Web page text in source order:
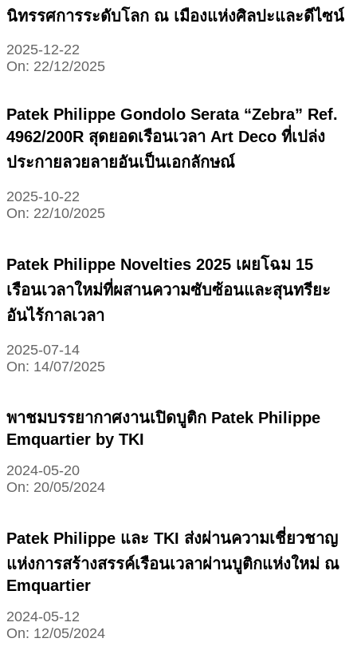
นิทรรศการระดับโลก ณ เมืองแห่งศิลปะและดีไซน์
2025-12-22
On: 22/12/2025
Patek Philippe Gondolo Serata “Zebra” Ref.
4962/200R สุดยอดเรือนเวลา Art Deco ที่เปล่ง
ประกายลวยลายอันเป็นเอกลักษณ์
2025-10-22
On: 22/10/2025
Patek Philippe Novelties 2025 เผยโฉม 15
เรือนเวลาใหม่ที่ผสานความซับซ้อนและสุนทรียะ
อันไร้กาลเวลา
2025-07-14
On: 14/07/2025
พาชมบรรยากาศงานเปิดบูติก Patek Philippe
Emquartier by TKI
2024-05-20
On: 20/05/2024
Patek Philippe และ TKI ส่งผ่านความเชี่ยวชาญ
แห่งการสร้างสรรค์เรือนเวลาผ่านบูติกแห่งใหม่ ณ
Emquartier
2024-05-12
On: 12/05/2024